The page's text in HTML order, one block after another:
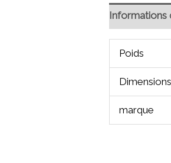
Informations
Poids
Dimensions
marque